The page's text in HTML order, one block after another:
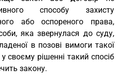
способу захисту
або оспореного права,
яка звернулася до суду,
в позові вимоги такої
своєму рішенні такий спосіб
закону.